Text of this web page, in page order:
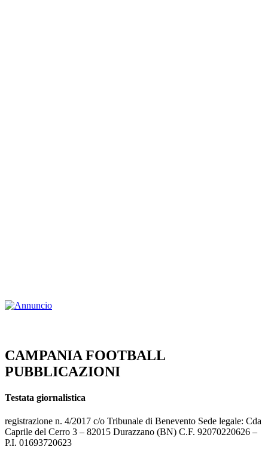
CAMPANIA FOOTBALL
PUBBLICAZIONI
Testata giornalistica
registrazione n. 4/2017 c/o Tribunale di Benevento Sede legale: Cda
Caprile del Cerro 3 – 82015 Durazzano (BN) C.F. 92070220626 –
P.I. 01693720623